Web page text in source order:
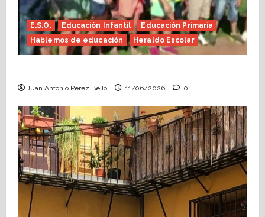
E.S.O. Educación Infantil
Educación Primaria
Hablemos de educación
Heraldo Escolar
Juan Antonio Pérez Bello 11/06/2026 0